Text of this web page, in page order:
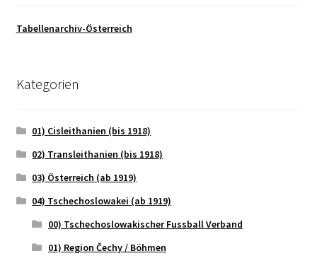
Tabellenarchiv-Österreich
Kategorien
01) Cisleithanien (bis 1918)
02) Transleithanien (bis 1918)
03) Österreich (ab 1919)
04) Tschechoslowakei (ab 1919)
00) Tschechoslowakischer Fussball Verband
01) Region Čechy / Böhmen